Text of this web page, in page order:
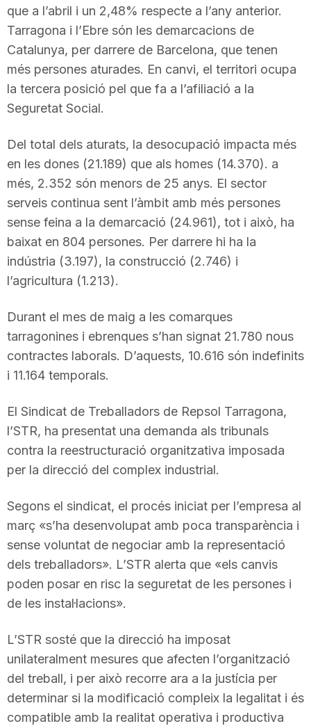
que a l’abril i un 2,48% respecte a l’any anterior.
Tarragona i l’Ebre són les demarcacions de
Catalunya, per darrere de Barcelona, que tenen
més persones aturades. En canvi, el territori ocupa
la tercera posició pel que fa a l’afiliació a la
Seguretat Social.
Del total dels aturats, la desocupació impacta més
en les dones (21.189) que als homes (14.370). a
més, 2.352 són menors de 25 anys. El sector
serveis continua sent l’àmbit amb més persones
sense feina a la demarcació (24.961), tot i això, ha
baixat en 804 persones. Per darrere hi ha la
indústria (3.197), la construcció (2.746) i
l’agricultura (1.213).
Durant el mes de maig a les comarques
tarragonines i ebrenques s’han signat 21.780 nous
contractes laborals. D’aquests, 10.616 són indefinits
i 11.164 temporals.
El Sindicat de Treballadors de Repsol Tarragona,
l’STR, ha presentat una demanda als tribunals
contra la reestructuració organitzativa imposada
per la direcció del complex industrial.
Segons el sindicat, el procés iniciat per l’empresa al
març «s’ha desenvolupat amb poca transparència i
sense voluntat de negociar amb la representació
dels treballadors». L’STR alerta que «els canvis
poden posar en risc la seguretat de les persones i
de les instal·lacions».
L’STR sosté que la direcció ha imposat
unilateralment mesures que afecten l’organització
del treball, i per això recorre ara a la justícia per
determinar si la modificació compleix la legalitat i és
compatible amb la realitat operativa i productiva